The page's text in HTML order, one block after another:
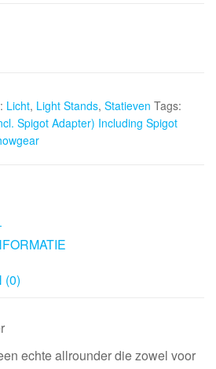
Licht, Light Stands, Statieven Tags:
Spigot Adapter) Including Spigot
(0)
echte allrounder die zowel voor